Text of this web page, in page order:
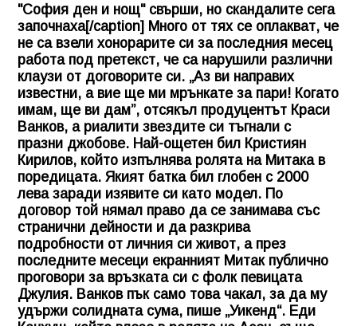
"София ден и нощ" свърши, но скандалите сега
започнаха[/caption] Много от тях се оплакват, че
не са взели хонорарите си за последния месец
работа под претекст, че са нарушили различни
клаузи от договорите си. „Аз ви направих
известни, а вие ще ми мрънкате за пари! Когато
имам, ще ви дам”, отсякъл продуцентът Краси
Ванков, а риалити звездите си тъгнали с
празни джобове. Най-ощетен бил Кристиян
Кирилов, който изпълнява ролята на Митака в
поредицата. Якият батка бил глобен с 2000
лева заради изявите си като модел. По
договор той нямал право да се занимава със
странични дейности и да разкрива
подробности от личния си живот, а през
последните месеци екранният Митак публично
проговори за връзката си с фолк певицата
Джулия. Ванков пък само това чакал, за да му
удържи солидната сума, пише „Уикенд“. Еди